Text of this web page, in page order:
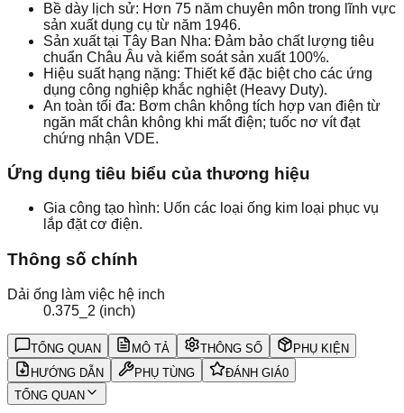
Bề dày lịch sử: Hơn 75 năm chuyên môn trong lĩnh vực
sản xuất dụng cụ từ năm 1946.
Sản xuất tại Tây Ban Nha: Đảm bảo chất lượng tiêu
chuẩn Châu Âu và kiểm soát sản xuất 100%.
Hiệu suất hạng nặng: Thiết kế đặc biệt cho các ứng
dụng công nghiệp khắc nghiệt (Heavy Duty).
An toàn tối đa: Bơm chân không tích hợp van điện từ
ngăn mất chân không khi mất điện; tuốc nơ vít đạt
chứng nhận VDE.
Ứng dụng tiêu biểu của thương hiệu
Gia công tạo hình: Uốn các loại ống kim loại phục vụ
lắp đặt cơ điện.
Thông số chính
Dải ống làm việc hệ inch
0.375_2 (inch)
TỔNG QUAN MÔ TẢ THÔNG SỐ
PHỤ KIỆN
HƯỚNG DẪN
PHỤ TÙNG ĐÁNH GIÁ0
TỔNG QUAN